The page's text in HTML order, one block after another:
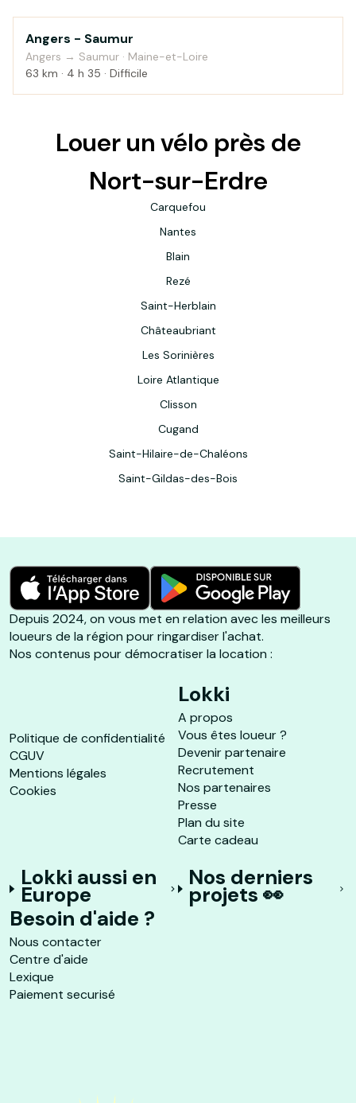
Campagne
Angers - Saumur
Angers → Saumur · Maine-et-Loire
63 km · 4 h 35 · Difficile
Louer un vélo près de
Nort-sur-Erdre
Carquefou
Nantes
Blain
Rezé
Saint-Herblain
Châteaubriant
Les Sorinières
Loire Atlantique
Clisson
Cugand
Saint-Hilaire-de-Chaléons
Saint-Gildas-des-Bois
Depuis 2024, on vous met en relation avec les meilleurs
loueurs de la région pour ringardiser l'achat.
Nos contenus pour démocratiser la location :
Politique de confidentialité
CGUV
Mentions légales
Cookies
Lokki
A propos
Vous êtes loueur ?
Devenir partenaire
Recrutement
Nos partenaires
Presse
Plan du site
Carte cadeau
Lokki aussi en
Europe
Nos derniers
projets 👀
Besoin d'aide ?
Nous contacter
Centre d'aide
Lexique
Paiement securisé